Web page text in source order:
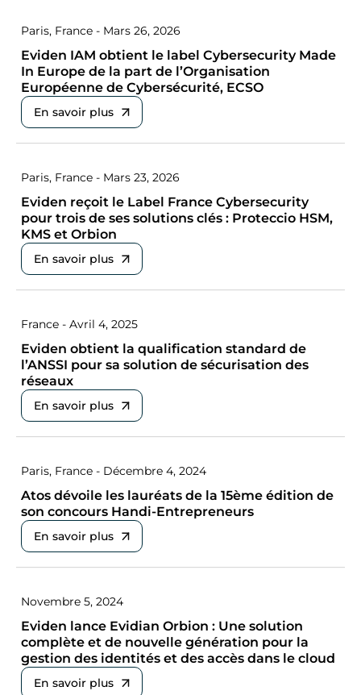
Paris, France - Mars 26, 2026
Eviden IAM obtient le label Cybersecurity Made
In Europe de la part de l’Organisation
Européenne de Cybersécurité, ECSO
En savoir plus
Paris, France - Mars 23, 2026
Eviden reçoit le Label France Cybersecurity
pour trois de ses solutions clés : Proteccio HSM,
KMS et Orbion
En savoir plus
France - Avril 4, 2025
Eviden obtient la qualification standard de
l’ANSSI pour sa solution de sécurisation des
réseaux
En savoir plus
Paris, France - Décembre 4, 2024
Atos dévoile les lauréats de la 15ème édition de
son concours Handi-Entrepreneurs
En savoir plus
Novembre 5, 2024
Eviden lance Evidian Orbion : Une solution
complète et de nouvelle génération pour la
gestion des identités et des accès dans le cloud
En savoir plus